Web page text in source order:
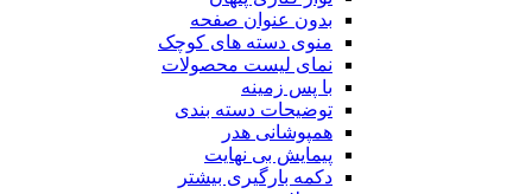
بدون عنوان صفحه
منوی دسته های کوچک
نمای لیست محصولات
با پس زمینه
توضیحات دسته بندی
همپوشانی هدر
پیمایش بی نهایت
دکمه بارگیری بیشتر